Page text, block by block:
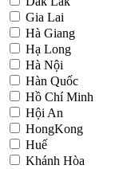
Gia Lai
Hà Giang
Hạ Long
Hà Nội
Hàn Quốc
Hồ Chí Minh
Hội An
HongKong
Huế
Khánh Hòa